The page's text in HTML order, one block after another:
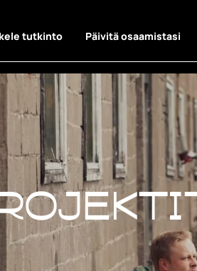
tutkinto Päivitä osaamistasi